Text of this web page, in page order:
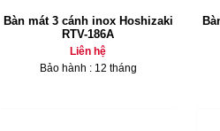
Bàn mát 3 cánh inox Hoshizaki
RTV-186A
Liên hệ
Bảo hành : 12 tháng